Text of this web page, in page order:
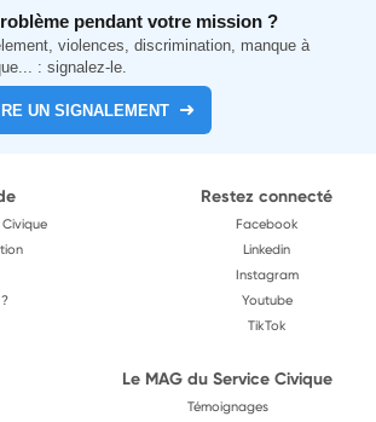
pendant votre mission ?
violences, discrimination, manque à
: signalez-le.
UN SIGNALEMENT
Restez connecté
Facebook
Linkedin
Instagram
Youtube
TikTok
Le MAG du Service Civique
Témoignages